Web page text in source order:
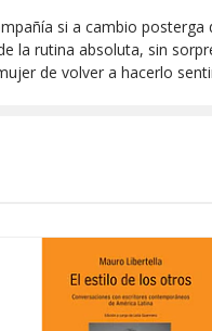
si a cambio
la rutina absoluta, sin
de volver a hacerlo